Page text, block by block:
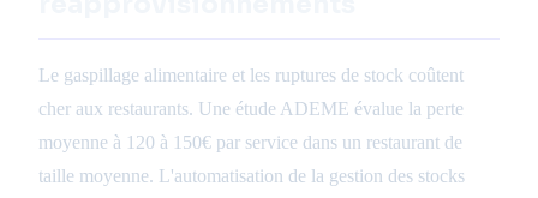
Le gaspillage alimentaire et les ruptures de stock coûtent
cher aux restaurants. Une étude ADEME évalue la perte
moyenne à 120 à 150€ par service dans un restaurant de
taille moyenne. L'automatisation de la gestion des stocks